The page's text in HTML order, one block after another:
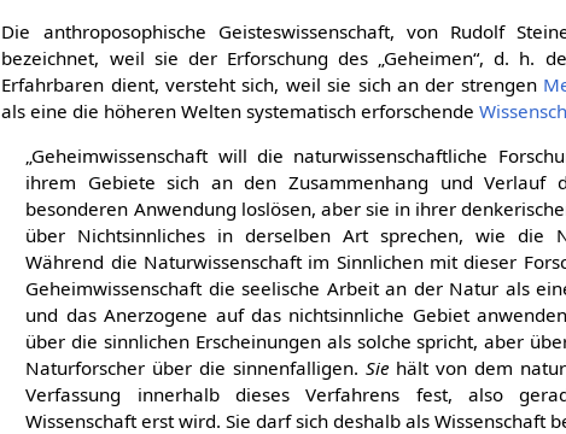
Die anthroposophische Geisteswissenschaft, von Rudolf
bezeichnet, weil sie der Erforschung des „Geheimen“, d. h.
Erfahrbaren dient, versteht sich, weil sie sich an der strengen
als eine die höheren Welten systematisch erforschende
„Geheimwissenschaft will die naturwissenschaftliche
ihrem Gebiete sich an den Zusammenhang und Verlauf
besonderen Anwendung loslösen, aber sie in ihrer
über Nichtsinnliches in derselben Art sprechen, wie die
Während die Naturwissenschaft im Sinnlichen mit dieser
Geheimwissenschaft die seelische Arbeit an der Natur als
und das Anerzogene auf das nichtsinnliche Gebiet
über die sinnlichen Erscheinungen als solche spricht, aber
Naturforscher über die sinnenfalligen. Sie hält von dem
Verfassung innerhalb dieses Verfahrens fest, also
Wissenschaft erst wird. Sie darf sich deshalb als Wissenschaft